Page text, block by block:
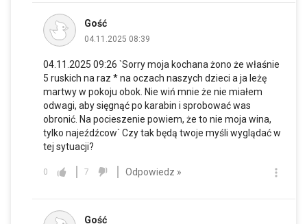
Gość
04.11.2025 08:39
04.11.2025 09:26 `Sorry moja kochana żono że właśnie
5 ruskich na raz * na oczach naszych dzieci a ja leżę
martwy w pokoju obok. Nie wiń mnie że nie miałem
odwagi, aby sięgnąć po karabin i sprobować was
obronić. Na pocieszenie powiem, że to nie moja wina,
tylko najeźdźcow` Czy tak będą twoje myśli wyglądać w
tej sytuacji?
0 7 Odpowiedz »
Gość